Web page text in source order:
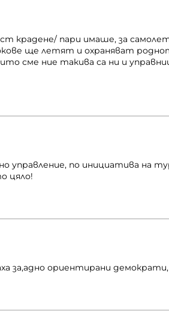
крадене/ пари имаше, за
ще летят и охраняват
сме ние такива са ни и
управление, по инициатива на
цяло!
за,адно ориентирани демократи,